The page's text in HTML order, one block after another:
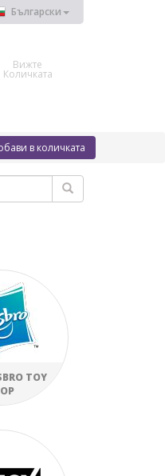
Български
Вижте
Количката
в количката
TOY